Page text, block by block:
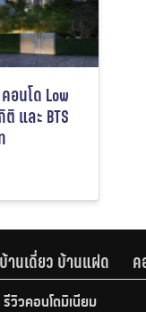
อนโด Low
และ BTS
บ้านเดี่ยว บ้านแฝด ค
รีวิวคอนโดมิเนียม